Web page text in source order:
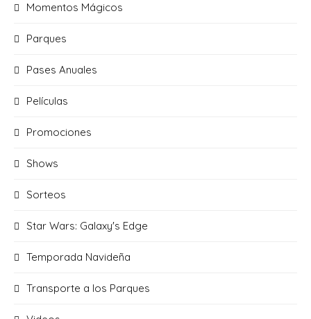
Momentos Mágicos
Parques
Pases Anuales
Películas
Promociones
Shows
Sorteos
Star Wars: Galaxy's Edge
Temporada Navideña
Transporte a los Parques